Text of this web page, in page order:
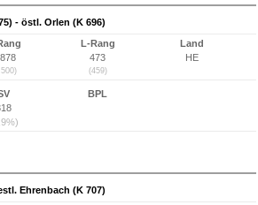
- östl. Orlen (K 696)
L-Rang
473
(459)
Land
HE
BPL
Ehrenbach (K 707)